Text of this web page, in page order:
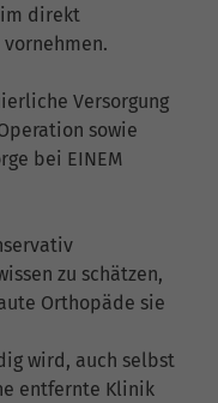
direkt
Versorgung
sowie
bei EINEM
zu schätzen,
Orthopäde sie
wird, auch selbst
entfernte Klinik